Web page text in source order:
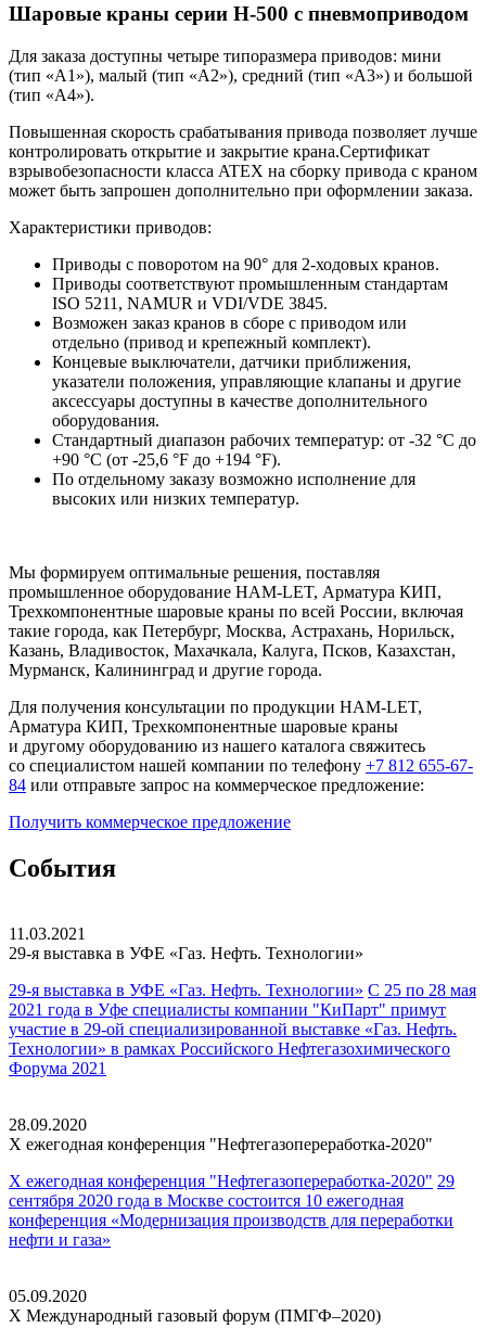
Шаровые краны серии H-500 с пневмоприводом
Для заказа доступны четыре типоразмера приводов: мини
(тип «A1»), малый (тип «A2»), средний (тип «A3») и большой
(тип «A4»).
Повышенная скорость срабатывания привода позволяет лучше
контролировать открытие и закрытие крана.Сертификат
взрывобезопасности класса ATEX на сборку привода с краном
может быть запрошен дополнительно при оформлении заказа.
Характеристики приводов:
Приводы с поворотом на 90° для 2-ходовых кранов.
Приводы соответствуют промышленным стандартам
ISO 5211, NAMUR и VDI/VDE 3845.
Возможен заказ кранов в сборе с приводом или
отдельно (привод и крепежный комплект).
Концевые выключатели, датчики приближения,
указатели положения, управляющие клапаны и другие
аксессуары доступны в качестве дополнительного
оборудования.
Стандартный диапазон рабочих температур: от -32 °C до
+90 °C (от -25,6 °F до +194 °F).
По отдельному заказу возможно исполнение для
высоких или низких температур.
Мы формируем оптимальные решения, поставляя
промышленное оборудование HAM-LET, Арматура КИП,
Трехкомпонентные шаровые краны по всей России, включая
такие города, как Петербург, Москва, Астрахань, Норильск,
Казань, Владивосток, Махачкала, Калуга, Псков, Казахстан,
Мурманск, Калининград и другие города.
Для получения консультации по продукции HAM-LET,
Арматура КИП, Трехкомпонентные шаровые краны
и другому оборудованию из нашего каталога свяжитесь
со специалистом нашей компании по телефону +7 812 655-67-
84 или отправьте запрос на коммерческое предложение:
Получить коммерческое предложение
События
11.03.2021
29-я выставка в УФЕ «Газ. Нефть. Технологии»
29-я выставка в УФЕ «Газ. Нефть. Технологии» С 25 по 28 мая
2021 года в Уфе cпециалисты компании "КиПарт" примут
участие в 29-ой специализированной выставке «Газ. Нефть.
Технологии» в рамках Российского Нефтегазохимического
Форума 2021
28.09.2020
X ежегодная конференция "Нефтегазопереработка-2020"
X ежегодная конференция "Нефтегазопереработка-2020" 29
сентября 2020 года в Москве состоится 10 ежегодная
конференция «Модернизация производств для переработки
нефти и газа»
05.09.2020
X Международный газовый форум (ПМГФ–2020)